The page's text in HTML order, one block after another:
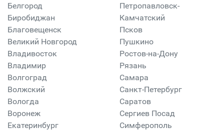
Белгород
Биробиджан
Благовещенск
Великий Новгород
Владивосток
Владимир
Волгоград
Волжский
Вологда
Воронеж
Екатеринбург
Петропавловск-
Камчатский
Псков
Пушкино
Ростов-на-Дону
Рязань
Самара
Санкт-Петербург
Саратов
Сергиев Посад
Симферополь